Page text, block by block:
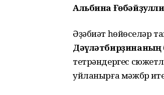
Альбина
Әҙәбиәт һөйөүселәр
Дәүләтбирҙинаның
тетрәндергес
уйланырға мәжбүр